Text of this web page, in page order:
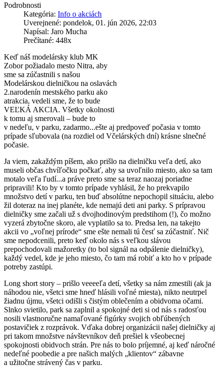
Podrobnosti
Kategória: Info o akciách
Uverejnené: pondelok, 01. jún 2026, 22:03
Napísal: Jaro Mucha
Prečítané: 448x
Keď náš modelársky klub MK
Zobor požiadalo mesto Nitra, aby
sme sa zúčastnili s našou
Modelárskou dielničkou na oslavách
2.narodenín mestského parku ako
atrakcia, vedeli sme, že to bude
VEĽKÁ AKCIA. Všetky okolnosti
k tomu aj smerovali – bude to
v nedeľu, v parku, zadarmo...ešte aj predpoveď počasia v tomto
prípade sľubovala (na rozdiel od Včelárských dní) krásne slnečné
počasie.
Ja viem, zakaždým píšem, ako prišlo na dielničku veľa detí, ako
museli občas chvíľočku počkať, aby sa uvoľnilo miesto, ako sa tam
motalo veľa ľudí...a práve preto sme sa teraz naozaj poriadne
pripravili! Kto by v tomto prípade vyhlásil, že ho prekvapilo
množstvo detí v parku, ten buď absolútne nepochopil situáciu, alebo
žil doteraz na inej planéte, kde nemajú deti ani parky. S prípravou
dielničky sme začali už s dvojhodinovým predstihom (!), čo možno
vyzerá zbytočne skoro, ale vyplatilo sa to. Predsa len, na takejto
akcii vo „voľnej prírode“ sme ešte nemali tú česť sa zúčastniť. Nič
sme nepodcenili, preto keď okolo nás s veľkou slávou
prepochodovali mažoretky (to bol signál na odpálenie dielničky),
každý vedel, kde je jeho miesto, čo tam má robiť a kto ho v prípade
potreby zastúpi.
Long short story – prišlo veeeeľa detí, všetky sa nám zmestili (ak ja
náhodou nie, všetci sme hneď hlásili voľné miesta), nikto neutrpel
žiadnu újmu, všetci odišli s čistým oblečením a obidvoma očami.
Slnko svietilo, park sa zaplnil a spokojné deti si od nás s radosťou
nosili vlastnoručne namaľované figúrky svojich obľúbených
postavičiek z rozprávok. Vďaka dobrej organizácii našej dielničky aj
pri takom množstve návštevníkov deň prešiel k všeobecnej
spokojnosti obidvoch strán. Pre nás to bolo príjemné, aj keď náročné
nedeľné poobedie a pre našich malých „klientov“ zábavne
a užitočne strávený čas v parku.